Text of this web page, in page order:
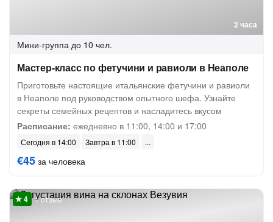
2 часа
Мини-группа до 10 чел.
Мастер-класс по фетучини и равиоли в Неаполе
Приготовьте настоящие итальянские фетучини и равиоли
в Неаполе под руководством опытного шефа. Узнайте
секреты семейных рецептов и насладитесь вкусом
Расписание: ежедневно в 11:00, 14:00 и 17:00
Сегодня в 14:00 Завтра в 11:00
€45 за человека
1 отзыв